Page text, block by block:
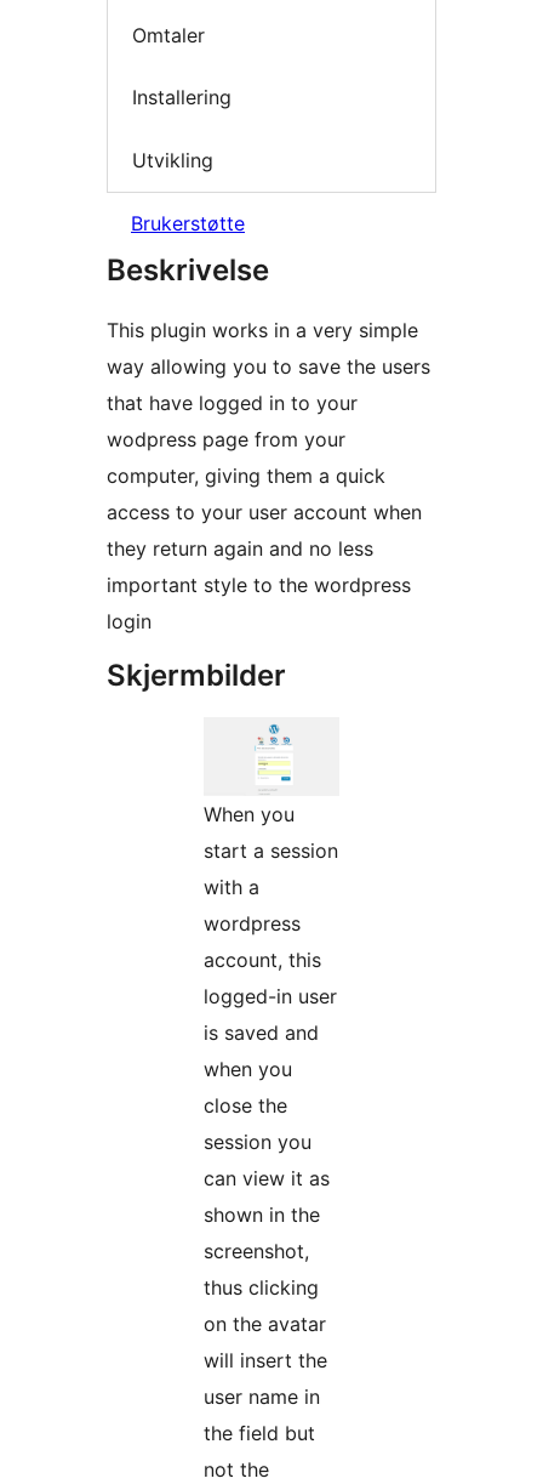
Omtaler
Installering
Utvikling
Brukerstøtte
Beskrivelse
This plugin works in a very simple
way allowing you to save the users
that have logged in to your
wodpress page from your
computer, giving them a quick
access to your user account when
they return again and no less
important style to the wordpress
login
Skjermbilder
When you
start a session
with a
wordpress
account, this
logged-in user
is saved and
when you
close the
session you
can view it as
shown in the
screenshot,
thus clicking
on the avatar
will insert the
user name in
the field but
not the